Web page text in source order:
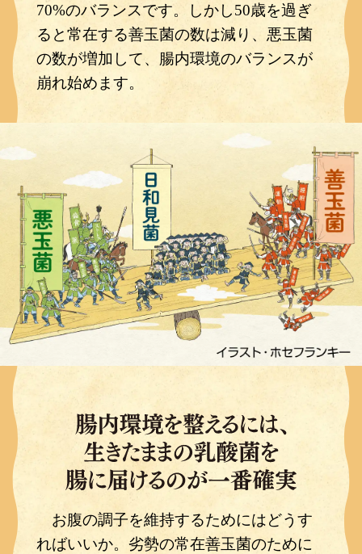
70%のバランスです。しかし50歳を過ぎ
ると常在する善玉菌の数は減り、悪玉菌
の数が増加して、腸内環境のバランスが
崩れ始めます。
お腹の調子を維持するためにはどうす
ればいいか。劣勢の常在善玉菌のために